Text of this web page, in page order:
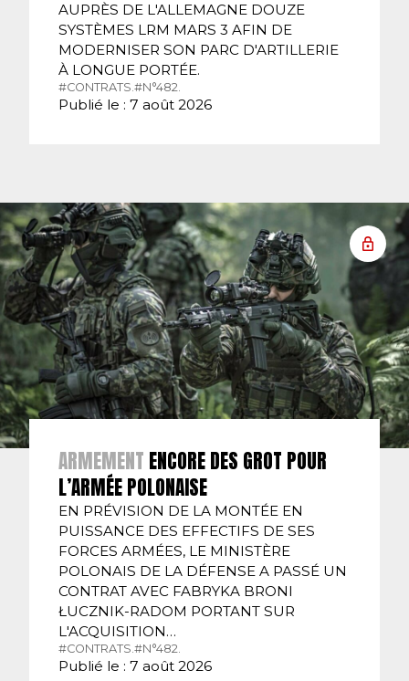
AUPRÈS DE L'ALLEMAGNE DOUZE
SYSTÈMES LRM MARS 3 AFIN DE
MODERNISER SON PARC D'ARTILLERIE
À LONGUE PORTÉE.
#CONTRATS.#N°482.
Publié le : 7 août 2026
ARMEMENT ENCORE DES GROT POUR
L’ARMÉE POLONAISE
EN PRÉVISION DE LA MONTÉE EN
PUISSANCE DES EFFECTIFS DE SES
FORCES ARMÉES, LE MINISTÈRE
POLONAIS DE LA DÉFENSE A PASSÉ UN
CONTRAT AVEC FABRYKA BRONI
ŁUCZNIK-RADOM PORTANT SUR
L'ACQUISITION…
#CONTRATS. #N°482.
Publié le : 7 août 2026